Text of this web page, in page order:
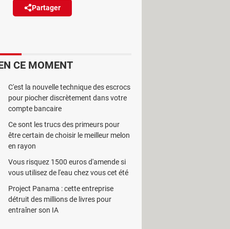
Partager
dès 2025. Mais
classiques sanctionnant les
sur les routes de France.
sécurité. D'autres encore sont
se profile à l'horizon, avec
est en phase d'homologation :
comportement des conducteurs,
forme, il peut mesurer
CE MOMENT
C'est la nouvelle technique des escrocs
pour piocher discrètement dans votre
compte bancaire
Ce sont les trucs des primeurs pour
être certain de choisir le meilleur melon
en rayon
Vous risquez 1500 euros d'amende si
vous utilisez de l'eau chez vous cet été
Project Panama : cette entreprise
détruit des millions de livres pour
entraîner son IA